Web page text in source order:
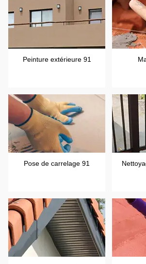
Peinture extérieure 91
Pose de carrelage 91